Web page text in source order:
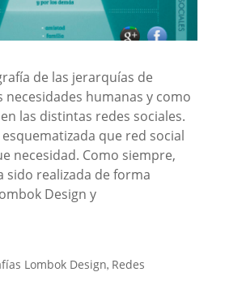
de las jerarquías de
necesidades humanas y como
las distintas redes sociales.
que red social
necesidad. Como siempre,
sido realizada de forma
Design y
Lombok Design, Redes